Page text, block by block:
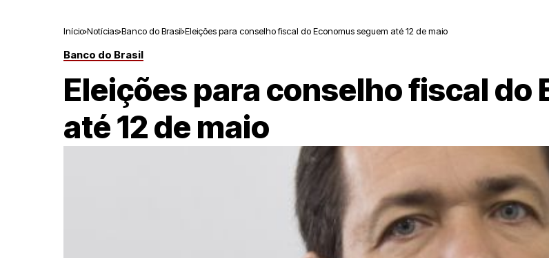
Início Notícias Banco do Brasil Eleições para conselho fiscal do Economus seguem até 12 de maio
Banco do Brasil
Eleições para conselho fiscal do
até 12 de maio